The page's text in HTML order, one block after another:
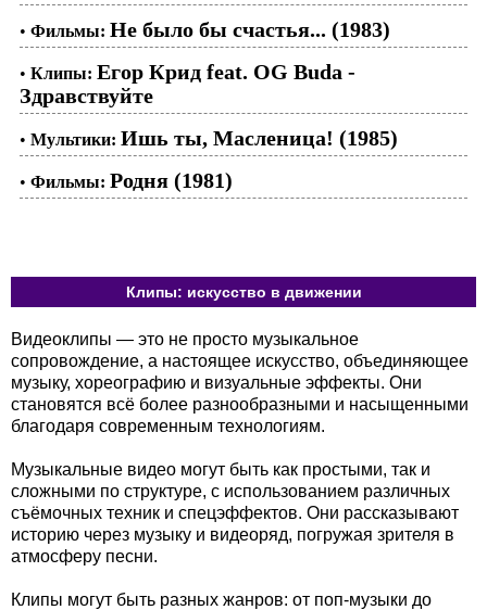
• Фильмы: Не было бы счастья... (1983)
• Клипы: Егор Крид feat. OG Buda -
Здравствуйте
• Мультики: Ишь ты, Масленица! (1985)
• Фильмы: Родня (1981)
Клипы: искусство в движении
Видеоклипы — это не просто музыкальное
сопровождение, а настоящее искусство, объединяющее
музыку, хореографию и визуальные эффекты. Они
становятся всё более разнообразными и насыщенными
благодаря современным технологиям.
Музыкальные видео могут быть как простыми, так и
сложными по структуре, с использованием различных
съёмочных техник и спецэффектов. Они рассказывают
историю через музыку и видеоряд, погружая зрителя в
атмосферу песни.
Клипы могут быть разных жанров: от поп-музыки до